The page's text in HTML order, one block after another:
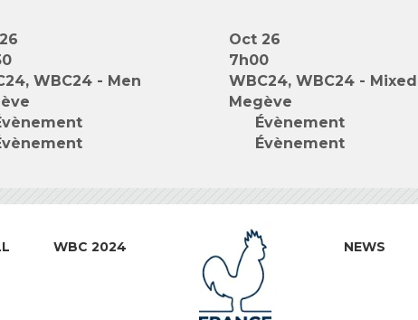
WBC24 - Men
Oct 26
7h00
WBC24, WBC24 - Mixed
Megève
Évènement
Évènement
WBC 2024 NEWS